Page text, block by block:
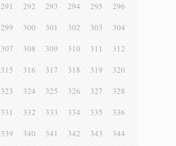
291 292 293 294 295
296
299 300 301 302 303
304
307 308 309 310 311
312
315 316 317 318 319
320
323 324 325 326 327
328
331 332 333 334 335
336
339 340 341 342 343
344